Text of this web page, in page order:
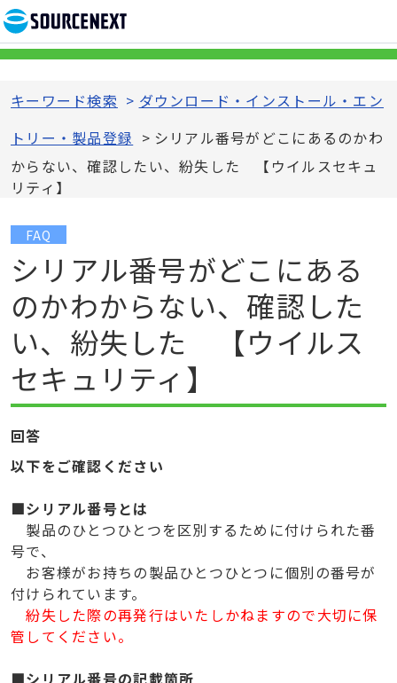
キーワード検索 > ダウンロード・インストール・エン
トリー・製品登録 > シリアル番号がどこにあるのかわ
からない、確認したい、紛失した 【ウイルスセキュ
リティ】
FAQ
シリアル番号がどこにある
のかわからない、確認した
い、紛失した 【ウイルス
セキュリティ】
回答
以下をご確認ください
■シリアル番号とは
製品のひとつひとつを区別するために付けられた番
号で、
お客様がお持ちの製品ひとつひとつに個別の番号が
付けられています。
紛失した際の再発行はいたしかねますので大切に保
管してください。
■シリアル番号の記載箇所